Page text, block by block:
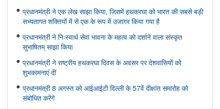
प्रधानमंत्री ने एक लेख साझा किया, जिसमें हथकरघा को भारत की सबसे बड़ी
सभ्यतागत शक्तियों में से एक के रूप में उजागर किया गया है
प्रधानमंत्री ने निःस्वार्थ सेवा भावना के महत्व को दर्शाने वाला संस्कृत
सुभाषितम् साझा किया
प्रधानमंत्री ने राष्ट्रीय हथकरघा दिवस के अवसर पर देशवासियों को
शुभकामनाएं दीं
प्रधानमंत्री 8 अगस्त को आईआईटी दिल्ली के 57वें दीक्षांत समारोह को
संबोधित करेंगे